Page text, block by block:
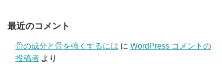
最近のコメント
骨の成分と骨を強くするには に WordPress コメントの
投稿者 より